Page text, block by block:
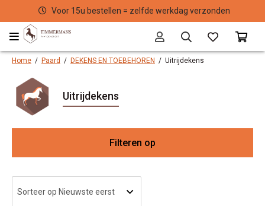
Voor 15u bestellen = zelfde werkdag verzonden
Home / Paard / DEKENS EN TOEBEHOREN / Uitrijdekens
Uitrijdekens
Filteren op